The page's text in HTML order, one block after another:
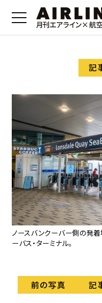
記
ノースバンクーバー側の発着
ーバス・ターミナル。
前の写真 記